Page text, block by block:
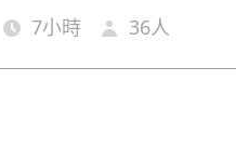
練，確保您能在工作中靈活應
進企業內部創新和競爭力的提
7小時 36人